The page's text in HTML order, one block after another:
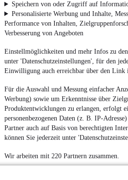
Speichern von oder Zugriff auf
Personalisierte Werbung und Inhalte,
Performance von Inhalten,
Verbesserung von Angeboten
Einstellmöglichkeiten und mehr Infos zu
unter 'Datenschutzeinstellungen', für den
Einwilligung auch erreichbar über den Link
Für die Auswahl und Messung einfacher
Werbung) sowie um Erkenntnisse über
Produktentwicklungen zu erlangen, erfolgt
personenbezogenen Daten (z. B. IP-
Partner auch auf Basis von berechtigten
können Sie jederzeit unter
Wir arbeiten mit 220 Partnern zusammen.